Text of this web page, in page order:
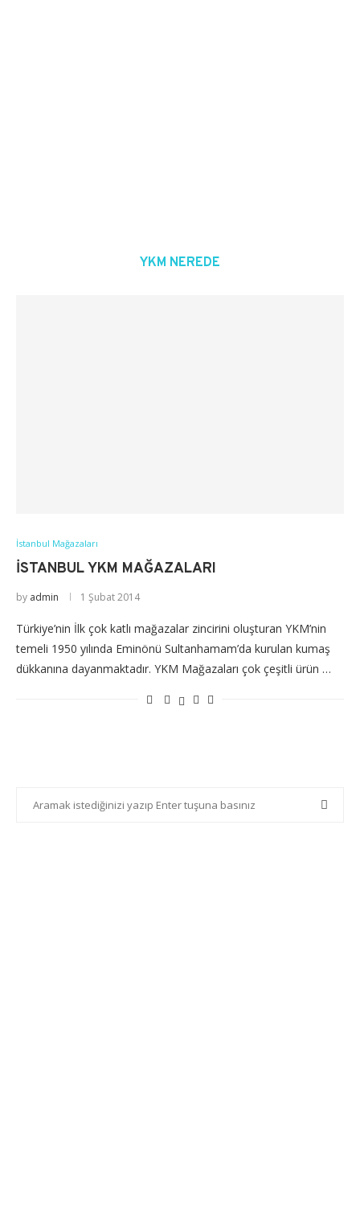
YKM NEREDE
İstanbul Mağazaları
İSTANBUL YKM MAĞAZALARI
by admin 1 Şubat 2014
Türkiye’nin İlk çok katlı mağazalar zincirini oluşturan YKM’nin
temeli 1950 yılında Eminönü Sultanhamam’da kurulan kumaş
dükkanına dayanmaktadır. YKM Mağazaları çok çeşitli ürün …